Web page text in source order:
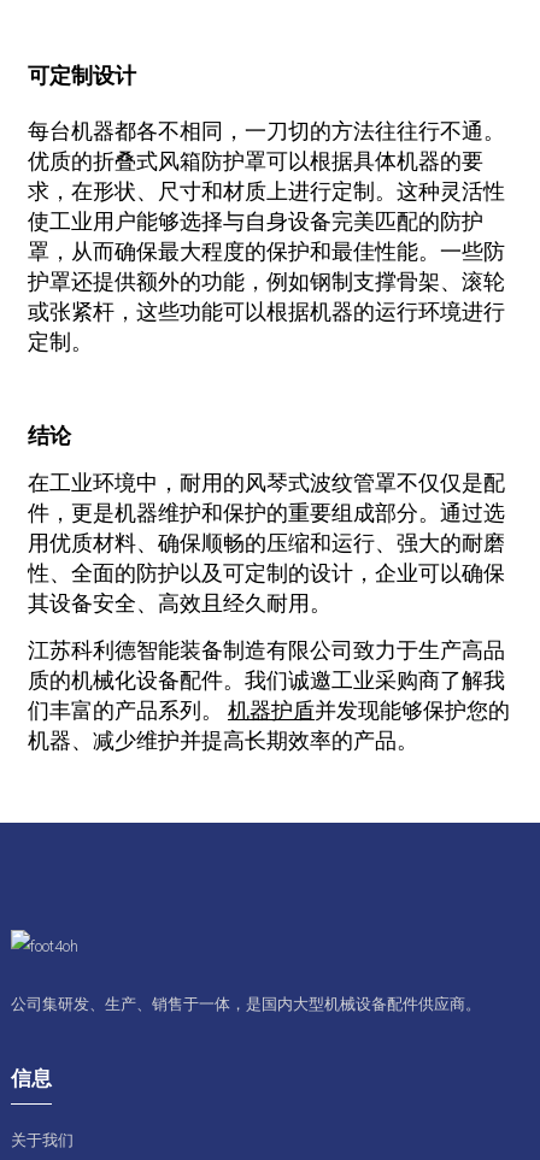
可定制设计
每台机器都各不相同，一刀切的方法往往行不通。
优质的折叠式风箱防护罩可以根据具体机器的要
求，在形状、尺寸和材质上进行定制。这种灵活性
使工业用户能够选择与自身设备完美匹配的防护
罩，从而确保最大程度的保护和最佳性能。一些防
护罩还提供额外的功能，例如钢制支撑骨架、滚轮
或张紧杆，这些功能可以根据机器的运行环境进行
定制。
结论
在工业环境中，耐用的风琴式波纹管罩不仅仅是配
件，更是机器维护和保护的重要组成部分。通过选
用优质材料、确保顺畅的压缩和运行、强大的耐磨
性、全面的防护以及可定制的设计，企业可以确保
其设备安全、高效且经久耐用。
江苏科利德智能装备制造有限公司致力于生产高品
质的机械化设备配件。我们诚邀工业采购商了解我
们丰富的产品系列。 机器护盾并发现能够保护您的
机器、减少维护并提高长期效率的产品。
公司集研发、生产、销售于一体，是国内大型机械设备配件供应商。
信息
关于我们